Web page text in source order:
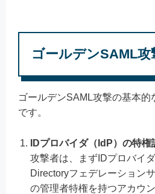
ゴールデンSAML攻
ゴールデンSAML攻撃の基本的
です。
IDプロバイダ（IdP）の特
攻撃者は、まずIDプロバイ
Directoryフェデレーション
の管理者特権を持つアカウ